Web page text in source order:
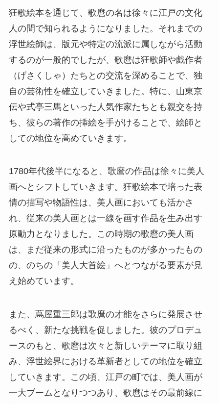
狂歌絵本を通じて、歌麿の名は徐々に江戸の文化
人の間で知られるようになりました。それまでの
浮世絵師は、版元や特定の流派に属しながら活動
するのが一般的でしたが、歌麿は狂歌師や戯作者
（げさくしゃ）たちとの交流を深めることで、独
自の芸術性を確立していきました。特に、山東京
伝や式亭三馬といった人気作家たちとも親交を持
ち、彼らの著作の挿絵を手がけることで、絵師と
しての地位を高めていきます。
1780年代後半になると、歌麿の作品は徐々に美人
画へとシフトしていきます。狂歌絵本で培った表
情の描写や物語性は、美人画においても活かさ
れ、従来の美人画とは一線を画す作品を生み出す
原動力となりました。この時期の歌麿の美人画
は、まだ従来の形式に沿ったものが多かったもの
の、のちの「美人大首絵」へとつながる要素が見
え始めています。
また、蔦屋重三郎は歌麿の才能をさらに発展させ
るべく、新たな挑戦を促しました。彼のプロデュ
ースのもと、歌麿は次々と新しいテーマに取り組
み、浮世絵界における革新者としての地位を確立
していきます。この頃、江戸の町では、美人画が
一大ブームとなりつつあり、歌麿はその最前線に